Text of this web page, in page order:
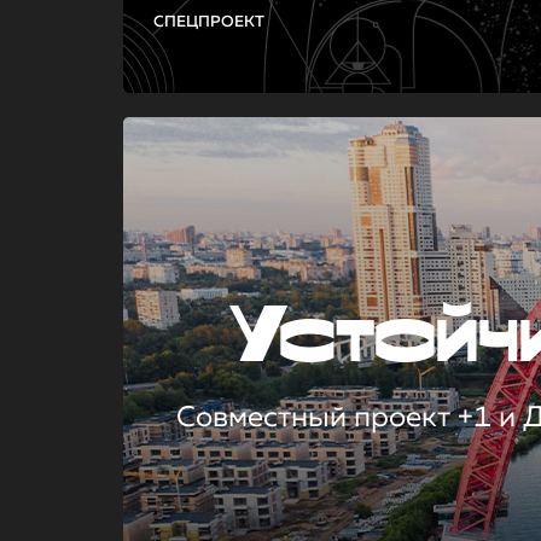
СПЕЦПРОЕКТ
Совместный проект +1 и